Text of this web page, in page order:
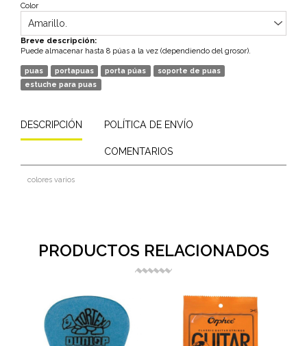
Color
Breve descripción:
Puede almacenar hasta 8 púas a la vez (dependiendo del grosor).
puas portapuas porta púas
soporte de puas
estuche para puas
DESCRIPCIÓN POLÍTICA DE ENVÍO
COMENTARIOS
colores varios
PRODUCTOS RELACIONADOS